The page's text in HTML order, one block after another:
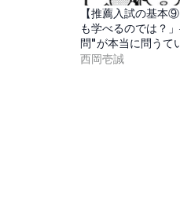
【推薦入試の基本
も学べるのでは？
問"が本当に問うて
西岡壱誠